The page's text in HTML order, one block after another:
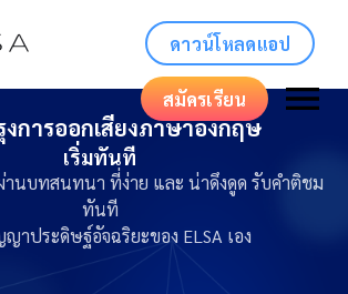
ดาวน์โหลดแอป
สมัครเรียน
การออกเสียงภาษาอังกฤษ
เริ่มทันที
นบทสนทนา ที่ง่าย และ น่าดึงดูด รับคำติชม
ทันที
าประดิษฐ์อัจฉริยะของ ELSA เอง